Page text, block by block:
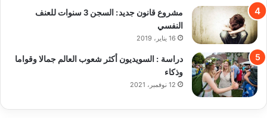
مشروع قانون جديد: السجن 3 سنوات للعنف
النفسي
16 يناير، 2019
دراسة : السويديون أكثر شعوب العالم جمالا وقواما
وذكاء
12 نوفمبر، 2021